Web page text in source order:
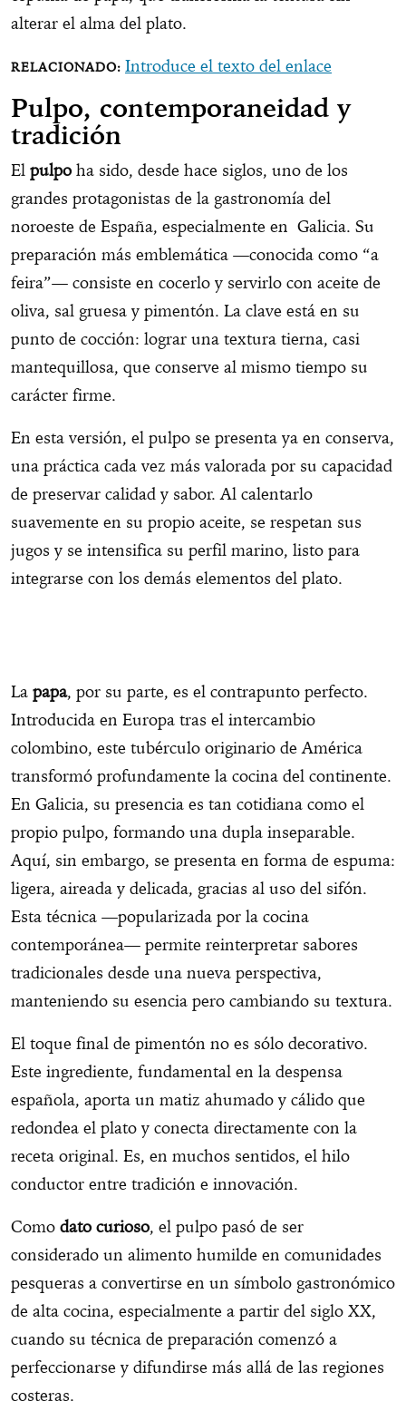
alterar el alma del plato.
Introduce el texto del enlace
Pulpo, contemporaneidad y
tradición
El pulpo ha sido, desde hace siglos, uno de los
grandes protagonistas de la gastronomía del
noroeste de España, especialmente en Galicia. Su
preparación más emblemática —conocida como “a
feira”— consiste en cocerlo y servirlo con aceite de
oliva, sal gruesa y pimentón. La clave está en su
punto de cocción: lograr una textura tierna, casi
mantequillosa, que conserve al mismo tiempo su
carácter firme.
En esta versión, el pulpo se presenta ya en conserva,
una práctica cada vez más valorada por su capacidad
de preservar calidad y sabor. Al calentarlo
suavemente en su propio aceite, se respetan sus
jugos y se intensifica su perfil marino, listo para
integrarse con los demás elementos del plato.
La papa, por su parte, es el contrapunto perfecto.
Introducida en Europa tras el intercambio
colombino, este tubérculo originario de América
transformó profundamente la cocina del continente.
En Galicia, su presencia es tan cotidiana como el
propio pulpo, formando una dupla inseparable.
Aquí, sin embargo, se presenta en forma de espuma:
ligera, aireada y delicada, gracias al uso del sifón.
Esta técnica —popularizada por la cocina
contemporánea— permite reinterpretar sabores
tradicionales desde una nueva perspectiva,
manteniendo su esencia pero cambiando su textura.
El toque final de pimentón no es sólo decorativo.
Este ingrediente, fundamental en la despensa
española, aporta un matiz ahumado y cálido que
redondea el plato y conecta directamente con la
receta original. Es, en muchos sentidos, el hilo
conductor entre tradición e innovación.
Como dato curioso, el pulpo pasó de ser
considerado un alimento humilde en comunidades
pesqueras a convertirse en un símbolo gastronómico
de alta cocina, especialmente a partir del siglo XX,
cuando su técnica de preparación comenzó a
perfeccionarse y difundirse más allá de las regiones
costeras.